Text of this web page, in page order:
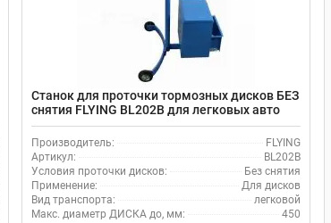
Станок для проточки тормозных дисков БЕЗ
снятия FLYING BL202B для легковых авто
Производитель:
FLYING
Артикул:
BL202B
Условия проточки дисков:
Без снятия
Применение:
Для дисков
Вид транспорта:
легковой
Макс. диаметр ДИСКА до, мм:
450